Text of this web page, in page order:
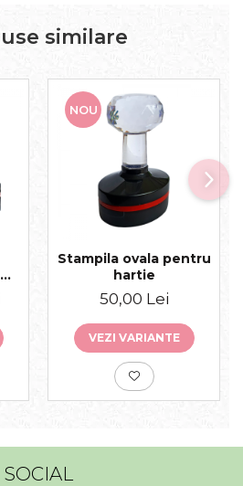
similare
NOU
Stampila ovala pentru
hartie
50,00 Lei
VEZI VARIANTE
SOCIAL